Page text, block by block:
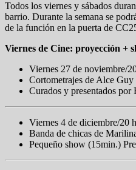
Todos los viernes y sábados
barrio. Durante la semana se
de la función en la puerta de
Viernes de Cine: proyección +
Viernes 27 de noviembre/
Cortometrajes de Alce Guy
Curados y presentados
Viernes 4 de diciembre/20
Banda de chicas de
Pequeño show (15min.)